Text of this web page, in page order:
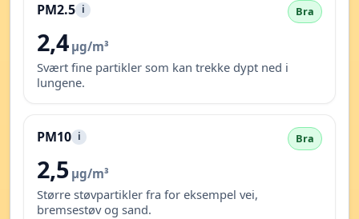
PM2.5 i Bra
2,4 µg/m³
Svært fine partikler som kan trekke dypt ned i
lungene.
PM10 i Bra
2,5 µg/m³
Større støvpartikler fra for eksempel vei,
bremsestøv og sand.